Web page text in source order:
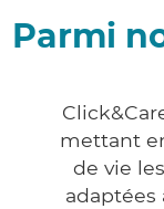
Parmi
mettant
de vie
adaptées